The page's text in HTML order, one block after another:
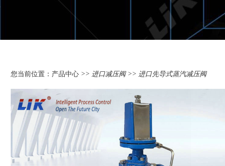
您当前位置： 产品中心 >> 进口减压阀>> 进口先导式蒸汽减压阀